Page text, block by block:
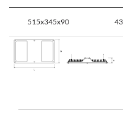
515x345x90